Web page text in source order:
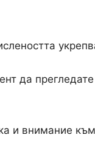
да
и внимание